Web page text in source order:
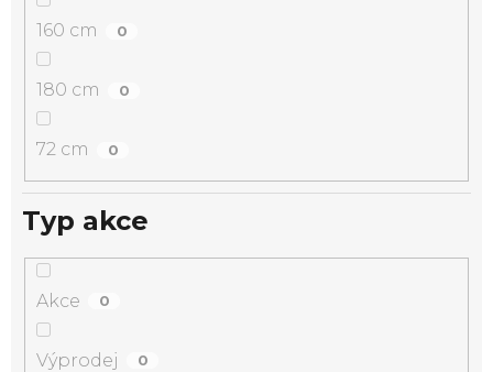
160 cm 0
180 cm 0
72 cm 0
Typ akce
Akce 0
Výprodej 0